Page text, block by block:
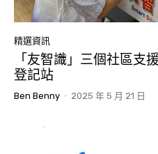
精選資訊
「友智識」三個社區支
登記站
Ben Benny - 2025 年 5 月 21 日